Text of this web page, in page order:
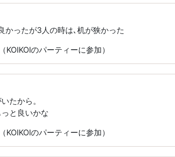
かったが3人の時は､机が狭かった
のパーティーに参加）
たから。
と良いかな
のパーティーに参加）